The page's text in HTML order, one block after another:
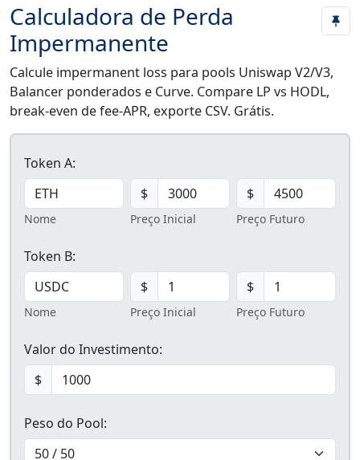
Calculadora de Perda
Impermanente
Calcule impermanent loss para pools Uniswap V2/V3,
Balancer ponderados e Curve. Compare LP vs HODL,
break-even de fee-APR, exporte CSV. Grátis.
Token A:
$
$
Nome Preço Inicial Preço Futuro
Token B:
$
$
Nome Preço Inicial Preço Futuro
Valor do Investimento:
$
Peso do Pool: